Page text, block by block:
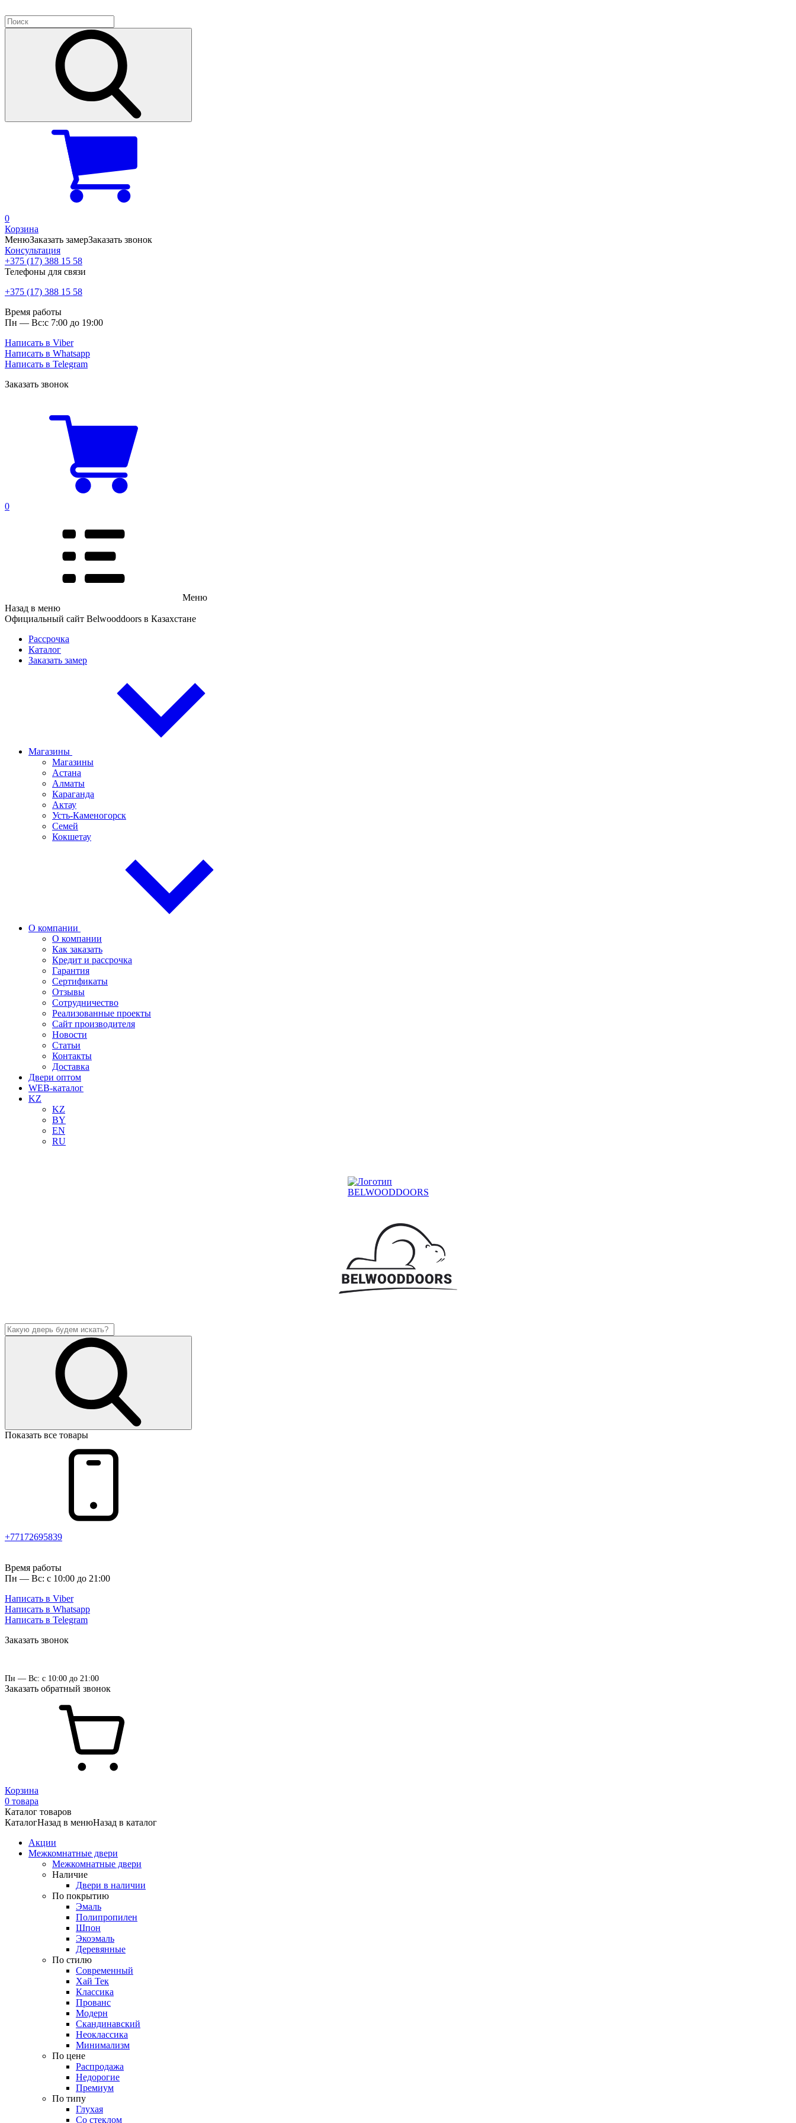
0
Корзина
МенюЗаказать замерЗаказать звонок
Консультация
+375 (17) 388 15 58
Телефоны для связи
+375 (17) 388 15 58
Время работы
Пн — Вс:с 7:00 до 19:00
Написать в Viber
Написать в Whatsapp
Написать в Telegram
Заказать звонок
0
Меню
Назад в меню
Официальный сайт Belwooddoors в Казахстане
Рассрочка
Каталог
Заказать замер
Магазины
Магазины
Астана
Алматы
Караганда
Актау
Усть-Каменогорск
Семей
Кокшетау
О компании
О компании
Как заказать
Кредит и рассрочка
Гарантия
Сертификаты
Отзывы
Сотрудничество
Реализованные проекты
Сайт производителя
Новости
Статьи
Контакты
Доставка
Двери оптом
WEB-каталог
KZ
KZ
BY
EN
RU
Показать все товары
+77172695839
Время работы
Пн — Вс: с 10:00 до 21:00
Написать в Viber
Написать в Whatsapp
Написать в Telegram
Заказать звонок
Пн — Вс: с 10:00 до 21:00
Заказать обратный звонок
Корзина
0 товара
Каталог товаров
КаталогНазад в менюНазад в каталог
Акции
Межкомнатные двери
Межкомнатные двери
Наличие
Двери в наличии
По покрытию
Эмаль
Полипропилен
Шпон
Экоэмаль
Деревянные
По стилю
Современный
Хай Тек
Классика
Прованс
Модерн
Скандинавский
Неоклассика
Минимализм
По цене
Распродажа
Недорогие
Премиум
По типу
Глухая
Со стеклом